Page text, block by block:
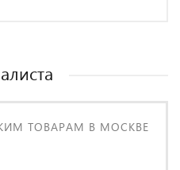
ТОВАРАМ В МОСКВЕ